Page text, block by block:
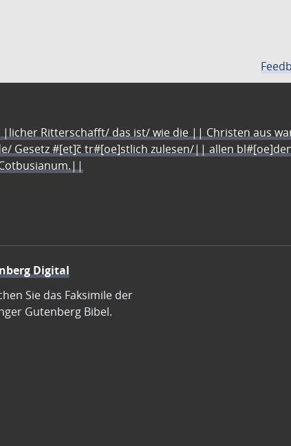
Ritterschafft/ das ist/ wie die || Christen aus
Gesetz #[et]c̃ tr#[oe]stlich zulesen/|| allen
Digital
Sie das Faksimile der
Gutenberg Bibel.